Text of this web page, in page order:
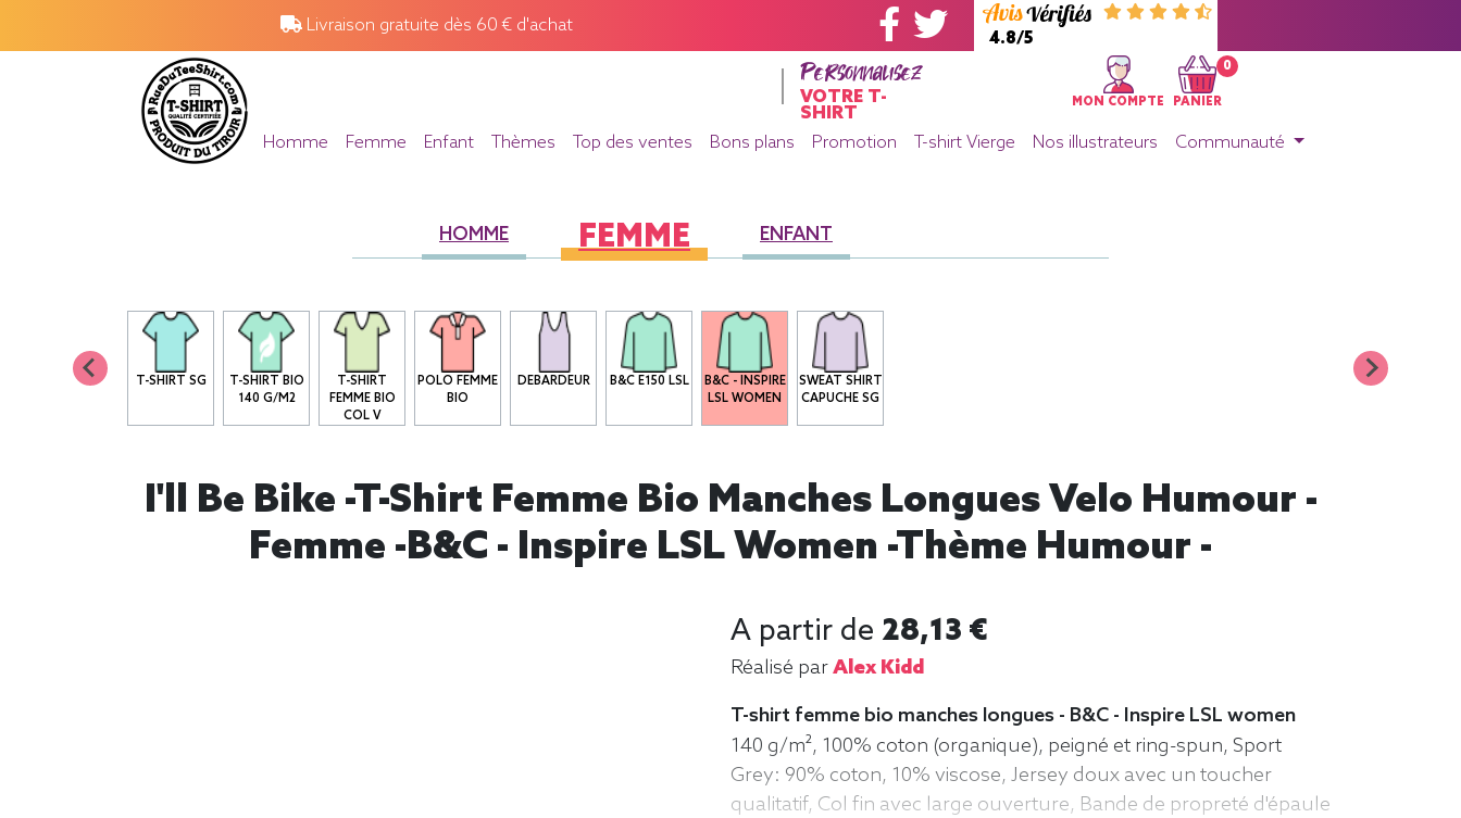
Livraison gratuite dès 60 € d'achat
4.8/5
Personnalisez
VOTRE T-
SHIRT
MON COMPTE
0
PANIER
Homme Femme Enfant Thèmes Top des ventes Bons plans Promotion T-shirt Vierge Nos illustrateurs Communauté
HOMME FEMME ENFANT
T-SHIRT SG
T-SHIRT BIO
140 G/M2
T-SHIRT
FEMME BIO
COL V
POLO FEMME
BIO
DEBARDEUR B&C E150 LSL
B&C - INSPIRE
LSL WOMEN
SWEAT SHIRT
CAPUCHE SG
I'll Be Bike -T-Shirt Femme Bio Manches Longues Velo Humour -
Femme -B&C - Inspire LSL Women -thème Humour -
A partir de 28,13 €
Réalisé parAlex Kidd
T-shirt femme bio manches longues - B&C - Inspire LSL women
140 g/m², 100% coton (organique), peigné et ring-spun, Sport
Grey: 90% coton, 10% viscose, Jersey doux avec un toucher
qualitatif, Col fin avec large ouverture, Bande de propreté d'épaule